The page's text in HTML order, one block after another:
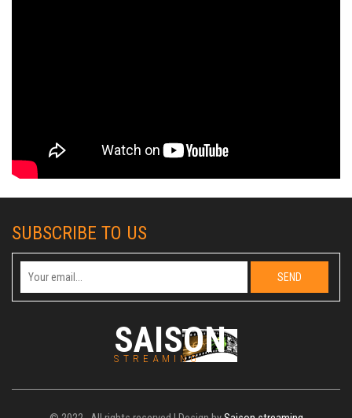
SUBSCRIBE TO US
SAISON
STREAMING